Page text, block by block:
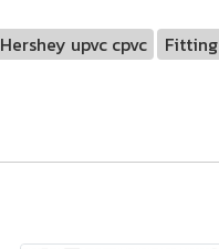
Hershey upvc cpvc Fitting